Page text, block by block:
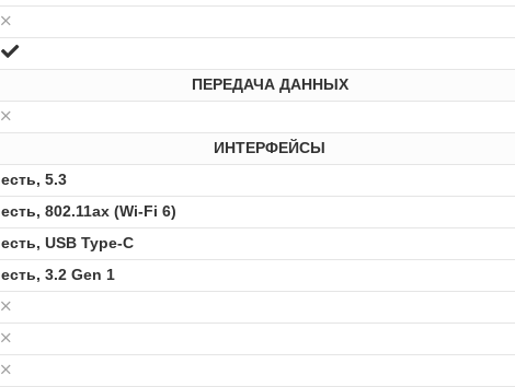
ПЕРЕДАЧА ДАННЫХ
ИНТЕРФЕЙСЫ
есть, 5.3
есть, 802.11ax (Wi-Fi 6)
есть, USB Type-C
есть, 3.2 Gen 1